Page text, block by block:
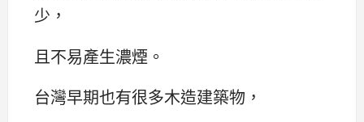
少，
且不易產生濃煙。
台灣早期也有很多木造建築物，